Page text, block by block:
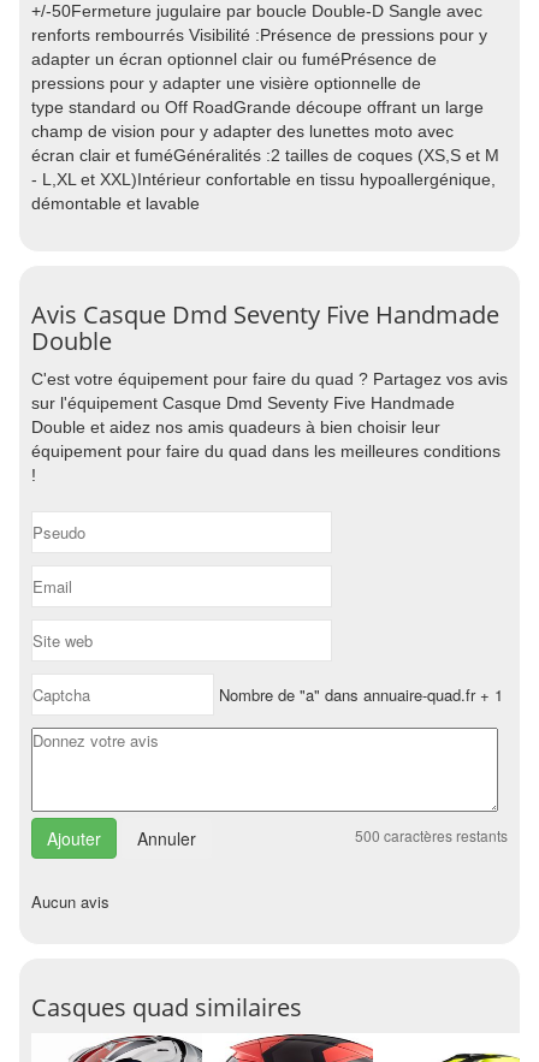
+/-50Fermeture jugulaire par boucle Double-D Sangle avec
renforts rembourrés Visibilité :Présence de pressions pour y
adapter un écran optionnel clair ou fuméPrésence de
pressions pour y adapter une visière optionnelle de
type standard ou Off RoadGrande découpe offrant un large
champ de vision pour y adapter des lunettes moto avec
écran clair et fuméGénéralités :2 tailles de coques (XS,S et M
- L,XL et XXL)Intérieur confortable en tissu hypoallergénique,
démontable et lavable
Avis Casque Dmd Seventy Five Handmade
Double
C'est votre équipement pour faire du quad ? Partagez vos avis
sur l'équipement Casque Dmd Seventy Five Handmade
Double et aidez nos amis quadeurs à bien choisir leur
équipement pour faire du quad dans les meilleures conditions
!
Nombre de "a" dans annuaire-quad.fr + 1
Annuler 500 caractères restants
Aucun avis
Casques quad similaires